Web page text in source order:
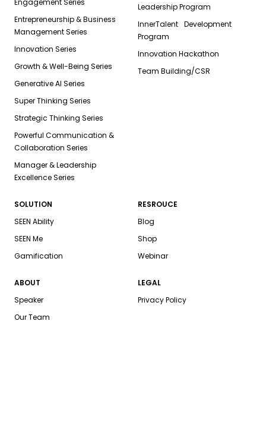
Engagement Series
Entrepreneurship & Business
Management Series
Innovation Series
Growth & Well-Being Series
Generative AI Series
Super Thinking Series
Strategic Thinking Series
Powerful Communication &
Collaboration Series
Manager & Leadership
Excellence Series
Leadership Program
InnerTalent Development
Program
Innovation Hackathon
Team Building/CSR
SOLUTION
SEEN Ability
SEEN Me
Gamification
RESROUCE
Blog
Shop
Webinar
ABOUT
Speaker
Our Team
LEGAL
Privacy Policy